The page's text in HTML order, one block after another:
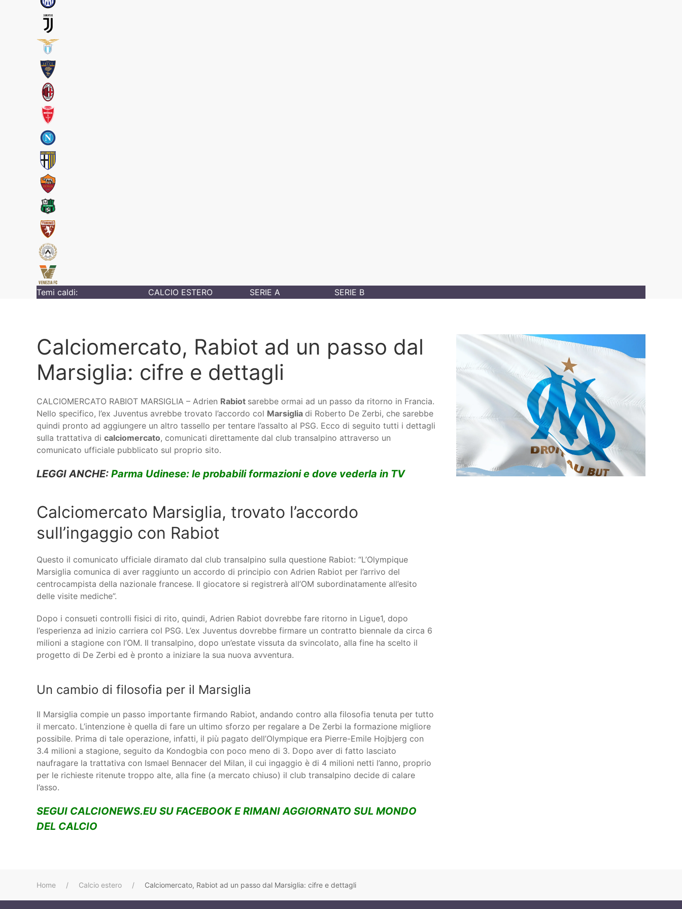
Temi caldi: CALCIO ESTERO SERIE A SERIE B
Calciomercato, Rabiot ad un passo dal
Marsiglia: cifre e dettagli
CALCIOMERCATO RABIOT MARSIGLIA – Adrien Rabiot sarebbe ormai ad un passo da ritorno in Francia.
Nello specifico, l’ex Juventus avrebbe trovato l’accordo col Marsiglia di Roberto De Zerbi, che sarebbe
quindi pronto ad aggiungere un altro tassello per tentare l’assalto al PSG. Ecco di seguito tutti i dettagli
sulla trattativa di calciomercato, comunicati direttamente dal club transalpino attraverso un
comunicato ufficiale pubblicato sul proprio sito.
LEGGI ANCHE: Parma Udinese: le probabili formazioni e dove vederla in TV
Calciomercato Marsiglia, trovato l’accordo
sull’ingaggio con Rabiot
Questo il comunicato ufficiale diramato dal club transalpino sulla questione Rabiot: “L’Olympique
Marsiglia comunica di aver raggiunto un accordo di principio con Adrien Rabiot per l’arrivo del
centrocampista della nazionale francese. Il giocatore si registrerà all’OM subordinatamente all’esito
delle visite mediche”.
Dopo i consueti controlli fisici di rito, quindi, Adrien Rabiot dovrebbe fare ritorno in Ligue1, dopo
l’esperienza ad inizio carriera col PSG. L’ex Juventus dovrebbe firmare un contratto biennale da circa 6
milioni a stagione con l’OM. Il transalpino, dopo un’estate vissuta da svincolato, alla fine ha scelto il
progetto di De Zerbi ed è pronto a iniziare la sua nuova avventura.
Un cambio di filosofia per il Marsiglia
Il Marsiglia compie un passo importante firmando Rabiot, andando contro alla filosofia tenuta per tutto
il mercato. L’intenzione è quella di fare un ultimo sforzo per regalare a De Zerbi la formazione migliore
possibile. Prima di tale operazione, infatti, il più pagato dell’Olympique era Pierre-Emile Hojbjerg con
3.4 milioni a stagione, seguito da Kondogbia con poco meno di 3. Dopo aver di fatto lasciato
naufragare la trattativa con Ismael Bennacer del Milan, il cui ingaggio è di 4 milioni netti l’anno, proprio
per le richieste ritenute troppo alte, alla fine (a mercato chiuso) il club transalpino decide di calare
l’asso.
SEGUI CALCIONEWS.EU SU FACEBOOK E RIMANI AGGIORNATO SUL MONDO
DEL CALCIO
Home Calcio estero Calciomercato, Rabiot ad un passo dal Marsiglia: cifre e dettagli